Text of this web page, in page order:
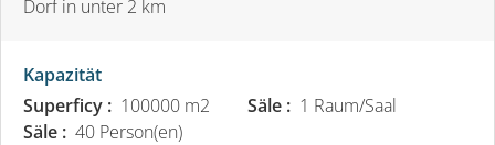
Dorf in unter 2 km
Kapazität
Superficy : 100000 m2 Säle : 1 Raum/Saal
Säle : 40 Person(en)